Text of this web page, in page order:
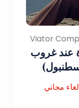
عند غروب
مجاني